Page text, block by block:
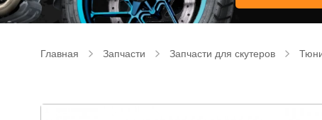
Главная Запчасти Запчасти для скутеров